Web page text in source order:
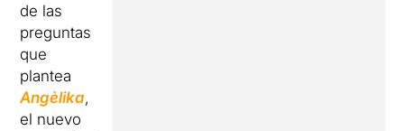
de las
preguntas
que
plantea
Angèlika,
el nuevo